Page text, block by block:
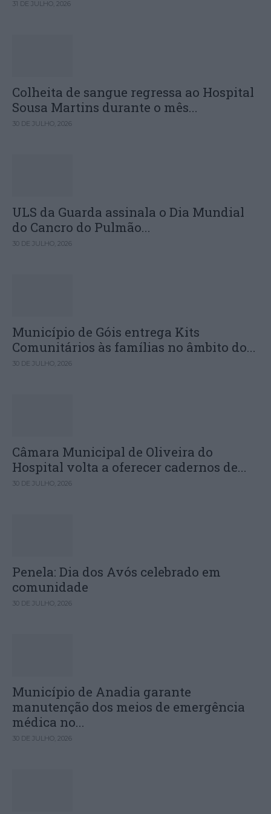
31 DE JULHO, 2026
Colheita de sangue regressa ao Hospital
Sousa Martins durante o mês...
30 DE JULHO, 2026
ULS da Guarda assinala o Dia Mundial
do Cancro do Pulmão...
30 DE JULHO, 2026
Município de Góis entrega Kits
Comunitários às famílias no âmbito do...
30 DE JULHO, 2026
Câmara Municipal de Oliveira do
Hospital volta a oferecer cadernos de...
30 DE JULHO, 2026
Penela: Dia dos Avós celebrado em
comunidade
30 DE JULHO, 2026
Município de Anadia garante
manutenção dos meios de emergência
médica no...
30 DE JULHO, 2026